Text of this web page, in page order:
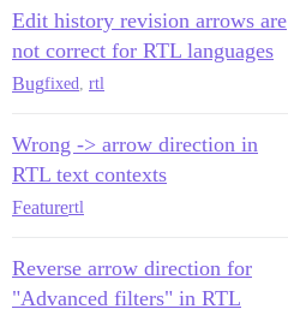
Edit history revision arrows are
not correct for RTL languages
Bugfixed, rtl
Wrong -> arrow direction in
RTL text contexts
Featurertl
Reverse arrow direction for
"Advanced filters" in RTL